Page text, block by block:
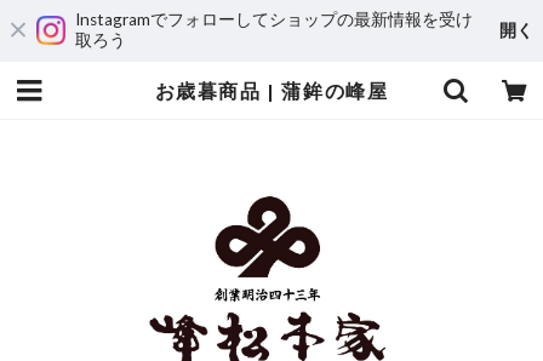
Instagramでフォローしてショップの最新情報を受け
取ろう
開く
お歳暮商品 | 蒲鉾の峰屋